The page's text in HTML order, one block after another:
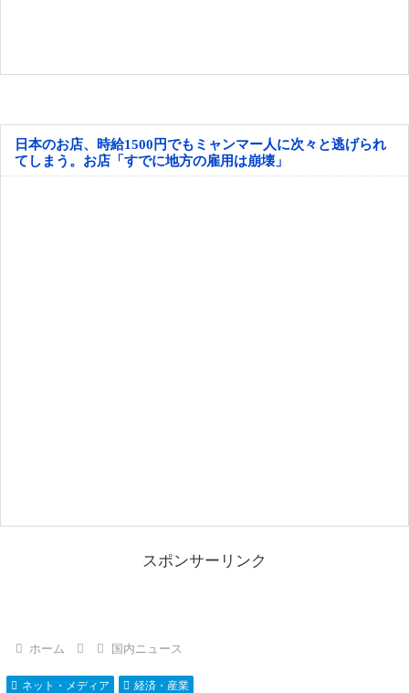
日本のお店、時給1500円でもミャンマー人に次々と逃げられ
てしまう。お店「すでに地方の雇用は崩壊」
スポンサーリンク
ホーム 国内ニュース
ネット・メディア 経済・産業